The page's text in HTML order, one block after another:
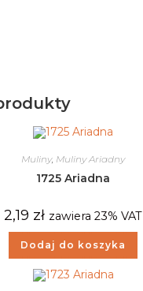
Muliny, Muliny Ariadny
1725 Ariadna
2,19 zł zawiera 23% VAT
Dodaj do koszyka